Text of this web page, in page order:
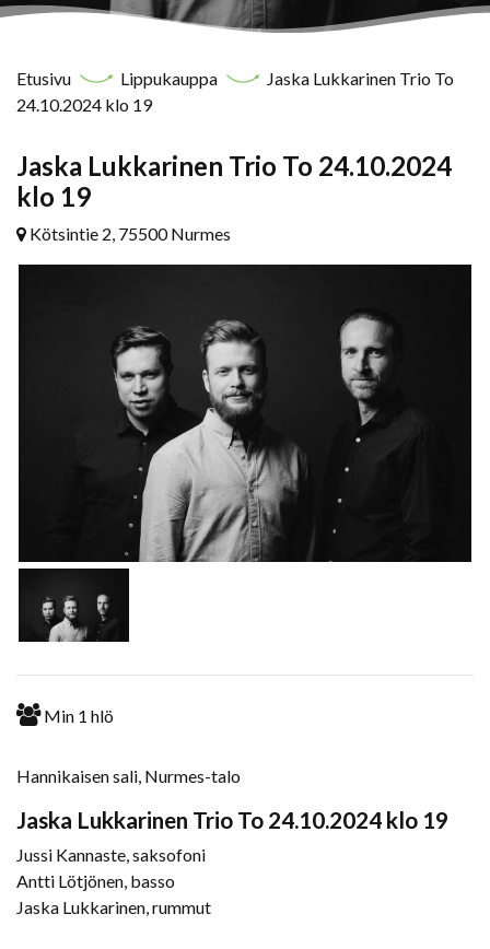
Etusivu Lippukauppa
Jaska Lukkarinen Trio To
24.10.2024 klo 19
Jaska Lukkarinen Trio To 24.10.2024
klo 19
Kötsintie 2, 75500 Nurmes
Min 1 hlö
Hannikaisen sali, Nurmes-talo
Jaska Lukkarinen Trio To 24.10.2024 klo 19
Jussi Kannaste, saksofoni
Antti Lötjönen, basso
Jaska Lukkarinen, rummut